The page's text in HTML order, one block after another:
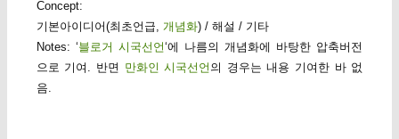
Concept:
기본아이디어(최초언급, 개념화) / 해설 / 기타
Notes: ‘블로거 시국선언‘에 나름의 개념화에 바탕한 압축버전
으로 기여. 반면 만화인 시국선언 의 경우는 내용 기여한 바 없
음.